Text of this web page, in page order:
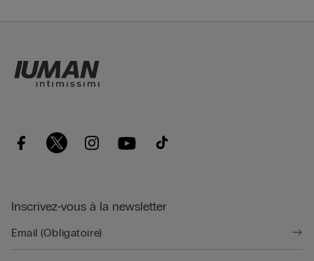
Inscrivez-vous à la newsletter